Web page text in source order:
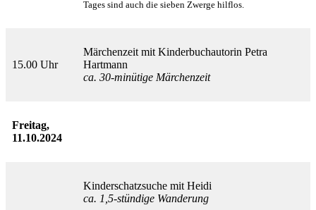
Tages sind auch die sieben Zwerge hilflos.
15.00 Uhr
Märchenzeit mit Kinderbuchautorin Petra
Hartmann
ca. 30-minütige Märchenzeit
Freitag,
11.10.2024
Kinderschatzsuche mit Heidi
ca. 1,5-stündige Wanderung